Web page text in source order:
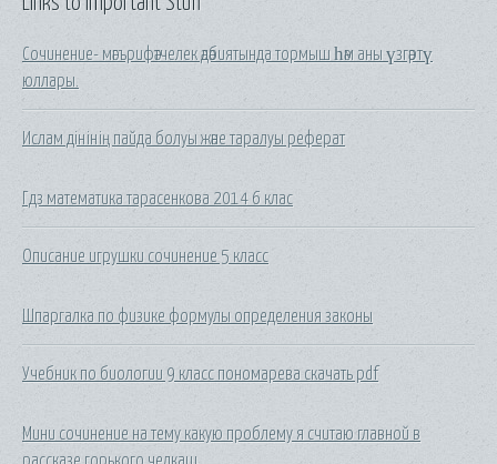
Сочинение- мәгърифәтчелек әдәбиятында тормыш һәм аны үзгәртү
юллары.
Ислам дінінің пайда болуы және таралуы реферат
Гдз математика тарасенкова 2014 6 клас
Описание игрушки сочинение 5 класс
Шпаргалка по физике формулы определения законы
Учебник по биологии 9 класс пономарева скачать pdf
Мини сочинение на тему какую проблему я считаю главной в
рассказе горького челкаш